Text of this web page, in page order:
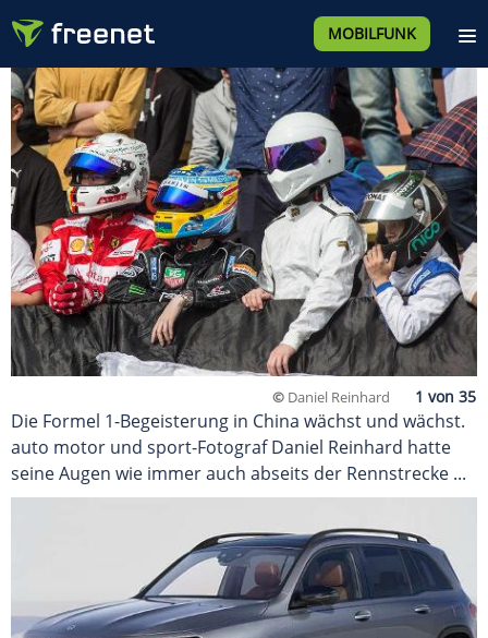
MOBILFUNK
© Daniel Reinhard
Die Formel 1-Begeisterung in China wächst und wächst.
auto motor und sport-Fotograf Daniel Reinhard hatte
seine Augen wie immer auch abseits der Rennstrecke ...